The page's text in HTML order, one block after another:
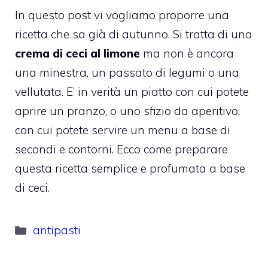
In questo post vi vogliamo proporre una
ricetta che sa già di autunno. Si tratta di una
crema di ceci al limone ma non è ancora
una minestra, un passato di legumi o una
vellutata. E’ in verità un piatto con cui potete
aprire un pranzo, o uno sfizio da aperitivo,
con cui potete servire un menu a base di
secondi e contorni. Ecco come preparare
questa ricetta semplice e profumata a base
di ceci.
Categorie
antipasti